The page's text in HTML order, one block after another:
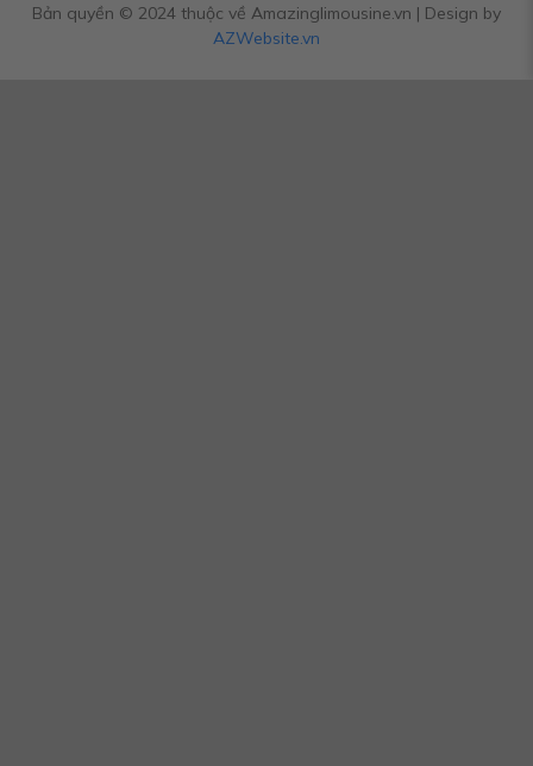
Bản quyền © 2024 thuộc về Amazinglimousine.vn | Design by
AZWebsite.vn